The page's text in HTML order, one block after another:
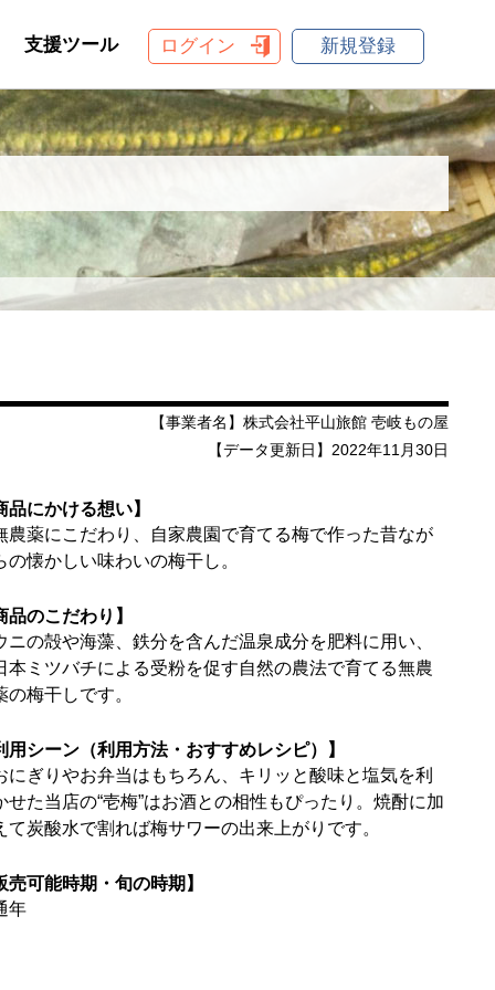
支援ツール ログイン 新規登録
【事業者名】株式会社平山旅館 壱岐もの屋
【データ更新日】2022年11月30日
品にかける想い】
農薬にこだわり、自家農園で育てる梅で作った昔なが
の懐かしい味わいの梅干し。
品のこだわり】
ニの殻や海藻、鉄分を含んだ温泉成分を肥料に用い、
本ミツバチによる受粉を促す自然の農法で育てる無農
の梅干しです。
用シーン（利用方法・おすすめレシピ）】
にぎりやお弁当はもちろん、キリッと酸味と塩気を利
せた当店の“壱梅”はお酒との相性もぴったり。焼酎に加
て炭酸水で割れば梅サワーの出来上がりです。
売可能時期・旬の時期】
年